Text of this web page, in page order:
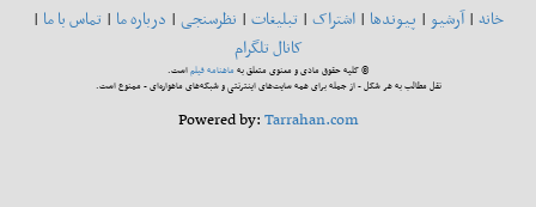
خانه|آرشیو| پیوندها| اشتراک| تبلیغات| نظرسنجی| درباره ما| تماس با ما|
کانال تلگرام
© کلیه حقوق مادی و معنوی متعلق بهماهنامه فیلماست.
نقل مطالب به هر شکل - از جمله برای همه سایت‌های اینترنتی و شبکه‌های ماهواره‌ای - ممنوع است.
Powered by:Tarrahan.com